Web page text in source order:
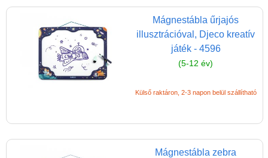
Mágnestábla űrjajós
illusztrációval, Djeco kreatív
játék - 4596
(5-12 év)
Külső raktáron, 2-3 napon belül szállítható
Mágnestábla zebra
Magyar játékok
Montessori játékok
Mozgásfejlesztő játékok
Okos partijátékok
Oktató játékok kutyáknak
Pixelhobby